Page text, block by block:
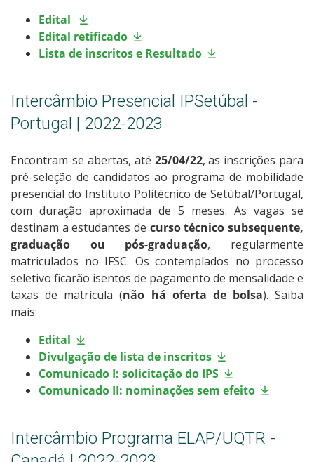
Edital
Edital retificado
Lista de inscritos e Resultado
Intercâmbio Presencial IPSetúbal -
Portugal | 2022-2023
Encontram-se abertas, até 25/04/22, as inscrições para
pré-seleção de candidatos ao programa de mobilidade
presencial do Instituto Politécnico de Setúbal/Portugal,
com duração aproximada de 5 meses. As vagas se
destinam a estudantes de curso técnico subsequente,
graduação ou pós-graduação, regularmente
matriculados no IFSC. Os contemplados no processo
seletivo ficarão isentos de pagamento de mensalidade e
taxas de matrícula (não há oferta de bolsa). Saiba
mais:
Edital
Divulgação de lista de inscritos
Comunicado I: solicitação do IPS
Comunicado II: nominações sem efeito
Intercâmbio Programa ELAP/UQTR -